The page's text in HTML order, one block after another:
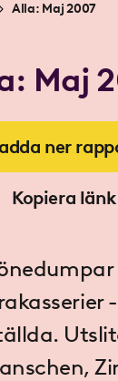
Alla: Maj 2007
Maj
ner
Kopiera länk